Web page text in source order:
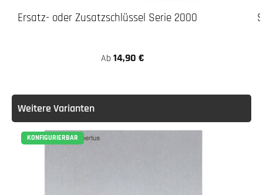
Ersatz- oder Zusatzschlüssel Serie 2000
Ab 14,90 €
Weitere Varianten
KONFIGURIERBAR